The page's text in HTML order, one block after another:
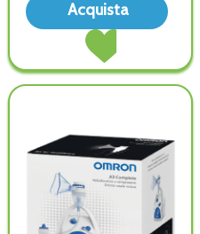
alla
Acquista
Acquista OMRON
TEMP
SMART al